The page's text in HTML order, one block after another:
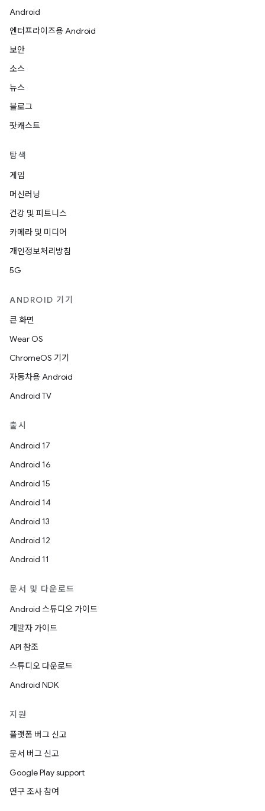
Android
엔터프라이즈용 Android
보안
소스
뉴스
블로그
팟캐스트
탐색
게임
머신러닝
건강 및 피트니스
카메라 및 미디어
개인정보처리방침
5G
ANDROID 기기
큰 화면
Wear OS
ChromeOS 기기
자동차용 Android
Android TV
출시
Android 17
Android 16
Android 15
Android 14
Android 13
Android 12
Android 11
문서 및 다운로드
Android 스튜디오 가이드
개발자 가이드
API 참조
스튜디오 다운로드
Android NDK
지원
플랫폼 버그 신고
문서 버그 신고
Google Play support
연구 조사 참여